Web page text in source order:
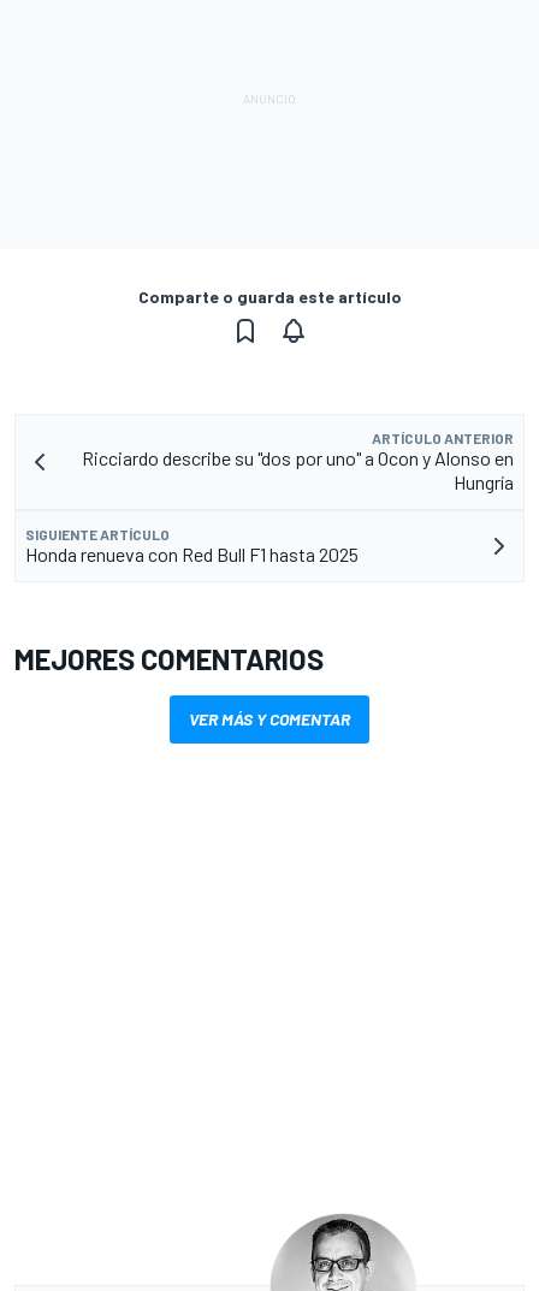
Comparte o guarda este artículo
ARTÍCULO ANTERIOR
Ricciardo describe su "dos por uno" a Ocon y Alonso en
Hungría
SIGUIENTE ARTÍCULO
Honda renueva con Red Bull F1 hasta 2025
MEJORES COMENTARIOS
VER MÁS Y COMENTAR